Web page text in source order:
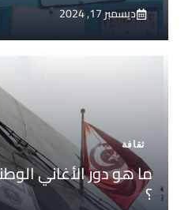
ديسمبر 17, 2024
ثقافة
ما هو دور الأغاني
؟